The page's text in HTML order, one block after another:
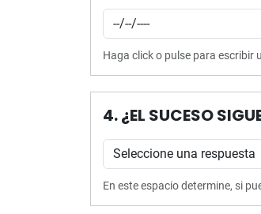
Haga click o pulse para escribir
4. ¿EL SUCESO
En este espacio determine, si